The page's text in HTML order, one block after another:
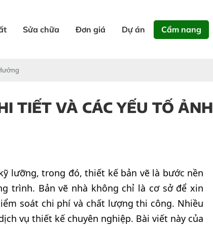
Sửa chữa Đơn giá Dự án Cẩm nang
TIẾT VÀ CÁC YẾU TỐ
lưỡng, trong đó, thiết kế bản vẽ là bước nền
trình. Bản vẽ nhà không chỉ là cơ sở để xin
soát chi phí và chất lượng thi công. Nhiều
vụ thiết kế chuyên nghiệp. Bài viết này của